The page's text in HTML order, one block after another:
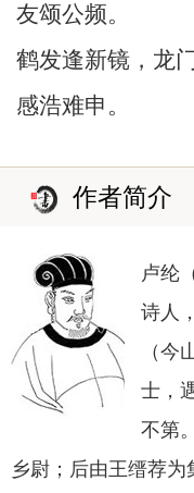
友颂公频。
鹤发逢新镜，龙
感浩难申。
作者简介
卢纶
诗人
（今
士，
不第
乡尉；后由王缙荐